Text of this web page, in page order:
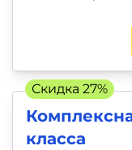
класса
Скидка 27%